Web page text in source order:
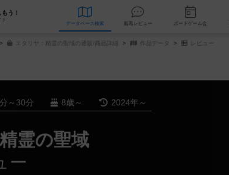
う！
ト
データベース 検索 新着レビュー ボード
エタリヤ：精霊の聖域の通販/商品詳細 作品データ レビュー
～30分 8歳～ 2024年～
霊の聖域
ー